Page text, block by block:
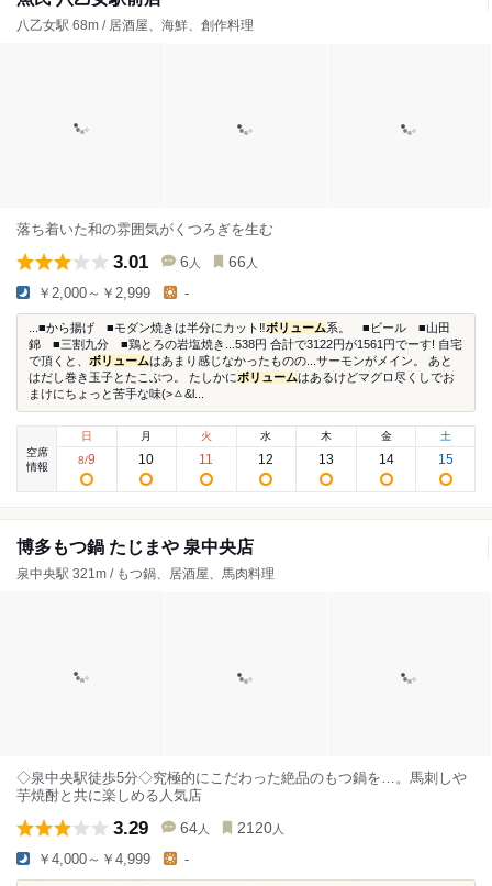
八乙女駅 68m / 居酒屋、海鮮、創作料理
落ち着いた和の雰囲気がくつろぎを生む
3.01 6 人 66 人
￥2,000～￥2,999 -
...■から揚げ ■モダン焼きは半分にカット‼️ボリューム系。 ■ビール ■山田
錦 ■三割九分 ■鶏とろの岩塩焼き...538円 合計で3122円が1561円でーす! 自宅
で頂くと、 ボリュームはあまり感じなかったものの...サーモンがメイン。 あと
はだし巻き玉子とたこぶつ。 たしかにボリュームはあるけどマグロ尽くしでお
まけにちょっと苦手な味(>ㅿ&l...
空席
情報
日
8/9
月
10
火
11
水
12
木
13
金
14
土
15
博多もつ鍋 たじまや 泉中央店
泉中央駅 321m / もつ鍋、居酒屋、馬肉料理
◇泉中央駅徒歩5分◇究極的にこだわった絶品のもつ鍋を…。馬刺しや
芋焼酎と共に楽しめる人気店
3.29 64 人 2120 人
￥4,000～￥4,999 -